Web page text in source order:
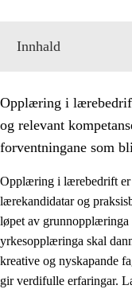
Innhald
Opplæring i
og relevant
forventningane som
Opplæring i lærebedrift
lærekandidatar og
løpet av
yrkesopplæringa skal
kreative og nyskapande
gir verdifulle erfaringar.